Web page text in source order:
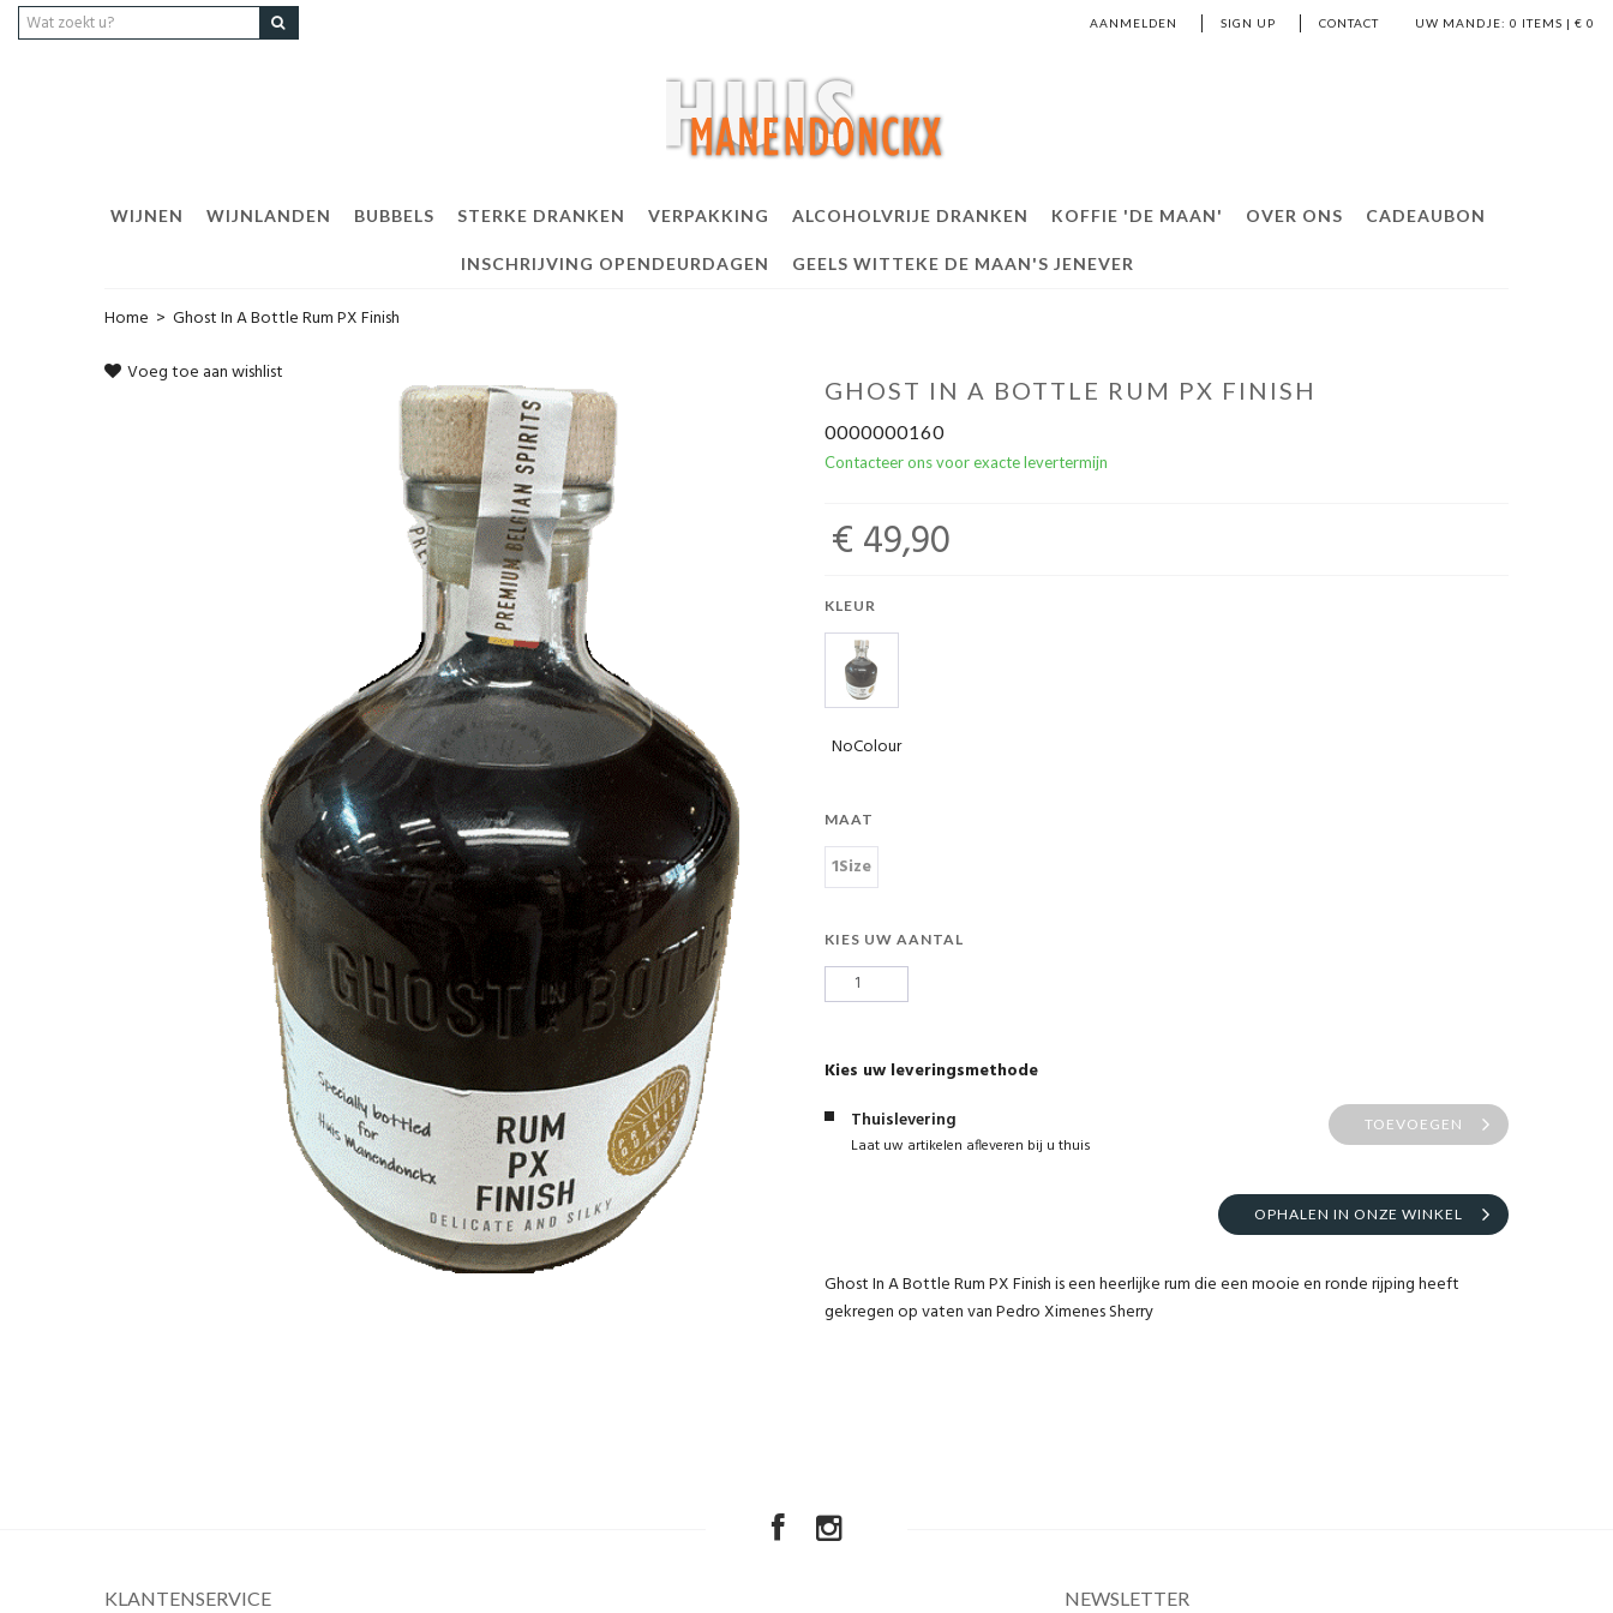
UW MANDJE: 0 ITEMS | € 0
AANMELDEN SIGN UP CONTACT
WIJNEN WIJNLANDEN BUBBELS STERKE DRANKEN VERPAKKING ALCOHOLVRIJE DRANKEN KOFFIE 'DE MAAN' OVER ONS CADEAUBON
INSCHRIJVING OPENDEURDAGEN GEELS WITTEKE DE MAAN'S JENEVER
Home > Ghost In A Bottle Rum PX Finish
Voeg toe aan wishlist
GHOST IN A BOTTLE RUM PX FINISH
0000000160
Contacteer ons voor exacte levertermijn
€ 49,90
KLEUR
NoColour
MAAT
1Size
KIES UW AANTAL
Kies uw leveringsmethode
Thuislevering
Laat uw artikelen afleveren bij u thuis
TOEVOEGEN
OPHALEN IN ONZE WINKEL
Ghost In A Bottle Rum PX Finish is een heerlijke rum die een mooie en ronde rijping heeft
gekregen op vaten van Pedro Ximenes Sherry
KLANTENSERVICE NEWSLETTER